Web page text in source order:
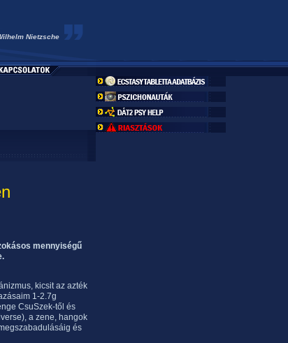
Nietzsche
mennyiségű
kicsit az azték
1-2.7g
CsuSzek-től és
a zene, hangok
és